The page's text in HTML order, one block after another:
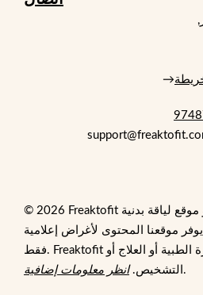
→
موقعنا المحتوى لأغراض إعلامية
فقط. Freaktofit ليس بديلاً عن المشورة الطبية أو العلاج أو
التشخيص.انظر معلومات إضافية .